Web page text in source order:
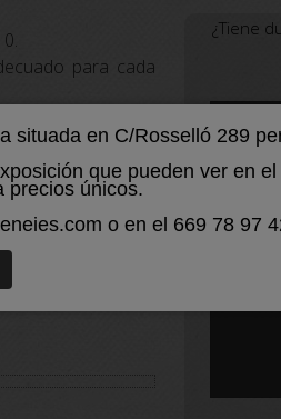
para cada
¿Tiene
situada en C/Rosselló 289
que pueden ver en
precios únicos.
o en el 669 78 97